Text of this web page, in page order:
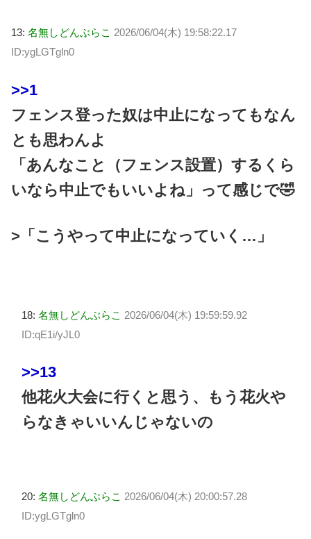
13: 名無しどんぶらこ 2026/06/04(木) 19:58:22.17
ID:ygLGTgln0
>>1
フェンス登った奴は中止になってもなん
とも思わんよ
「あんなこと（フェンス設置）するくら
いなら中止でもいいよね」って感じで🤣
>「こうやって中止になっていく…」
18: 名無しどんぶらこ 2026/06/04(木) 19:59:59.92
ID:qE1i/yJL0
>>13
他花火大会に行くと思う、もう花火や
らなきゃいいんじゃないの
20: 名無しどんぶらこ 2026/06/04(木) 20:00:57.28
ID:ygLGTgln0